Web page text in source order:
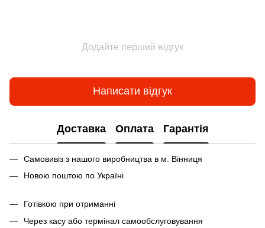
Додайте перший відгук
Написати відгук
Доставка Оплата Гарантія
Самовивіз з нашого виробництва в м. Вінниця
Новою поштою по Україні
Готівкою при отриманні
Через касу або термінал самообслуговування